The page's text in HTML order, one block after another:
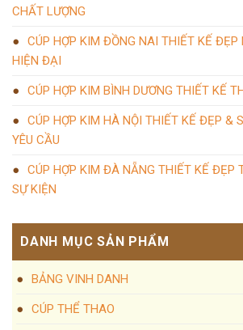
CHẤT LƯỢNG
CÚP HỢP KIM ĐỒNG NAI THIẾT KẾ ĐẸP
HIỆN ĐẠI
CÚP HỢP KIM BÌNH DƯƠNG THIẾT KẾ
CÚP HỢP KIM HÀ NỘI THIẾT KẾ ĐẸP &
YÊU CẦU
CÚP HỢP KIM ĐÀ NẴNG THIẾT KẾ ĐẸP
SỰ KIỆN
DANH MỤC SẢN PHẨM
BẢNG VINH DANH
CÚP THỂ THAO